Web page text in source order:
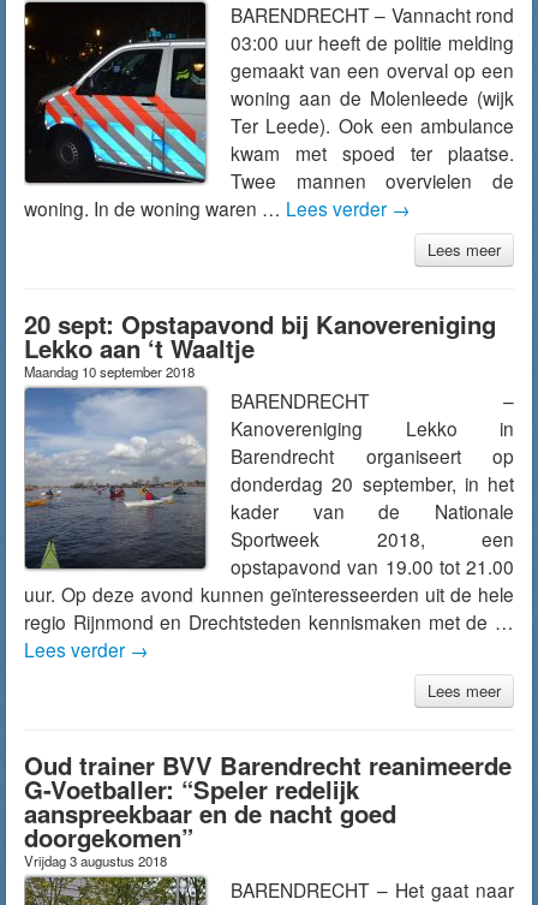
BARENDRECHT – Vannacht rond
03:00 uur heeft de politie melding
gemaakt van een overval op een
woning aan de Molenleede (wijk
Ter Leede). Ook een ambulance
kwam met spoed ter plaatse.
Twee mannen overvielen de
woning. In de woning waren … Lees verder →
Lees meer
20 sept: Opstapavond bij Kanovereniging
Lekko aan ‘t Waaltje
Maandag 10 september 2018
BARENDRECHT –
Kanovereniging Lekko in
Barendrecht organiseert op
donderdag 20 september, in het
kader van de Nationale
Sportweek 2018, een
opstapavond van 19.00 tot 21.00
uur. Op deze avond kunnen geïnteresseerden uit de hele
regio Rijnmond en Drechtsteden kennismaken met de …
Lees verder →
Lees meer
Oud trainer BVV Barendrecht reanimeerde
G-Voetballer: “Speler redelijk
aanspreekbaar en de nacht goed
doorgekomen”
Vrijdag 3 augustus 2018
BARENDRECHT – Het gaat naar